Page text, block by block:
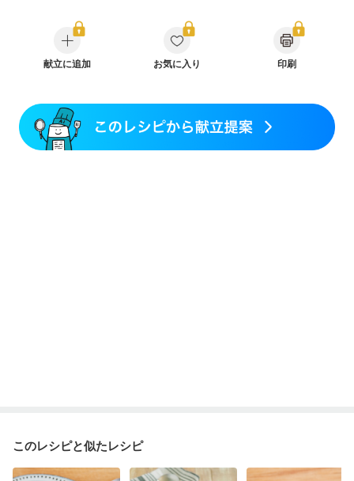
献立に追加 お気に入り 印刷
このレシピと似たレシピ